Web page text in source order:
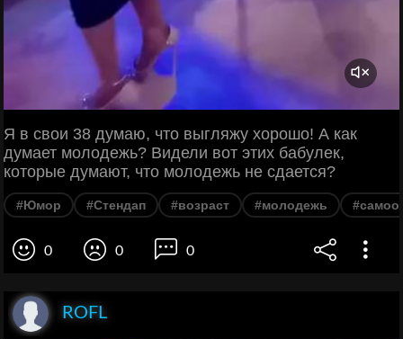
Я в свои 38 думаю, что выгляжу хорошо! А как
думает молодежь? Видели вот этих бабулек,
которые думают, что молодежь не сдается?
#Юмор #Стендап #возраст #молодежь
0 0 0
ROFL